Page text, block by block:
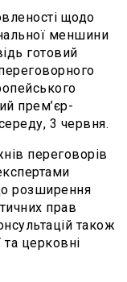
щодо
меншини
готовий
прем’єр-
3 червня.
переговорів
розширення
прав
також
та церковні